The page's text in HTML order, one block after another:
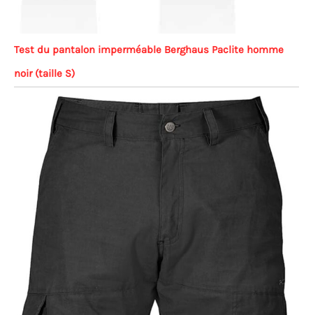
Test du pantalon imperméable Berghaus Paclite homme
noir (taille S)